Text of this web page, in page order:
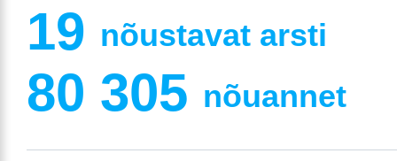
19 nõustavat arsti
80 305 nõuannet